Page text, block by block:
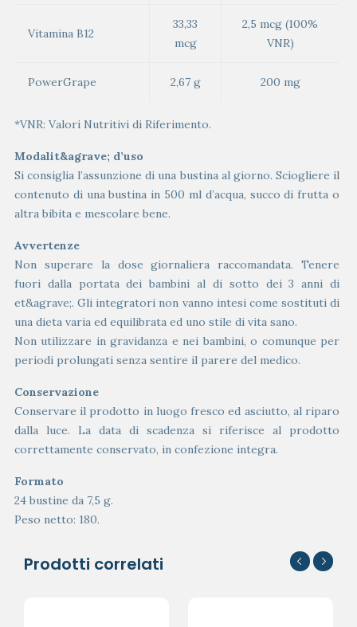
Vitamina B12
33,33
mcg
2,5 mcg (100%
VNR)
PowerGrape 2,67 g 200 mg
*VNR: Valori Nutritivi di Riferimento.
Modalit&agrave; d’uso
Si consiglia l’assunzione di una bustina al giorno. Sciogliere il
contenuto di una bustina in 500 ml d’acqua, succo di frutta o
altra bibita e mescolare bene.
Avvertenze
Non superare la dose giornaliera raccomandata. Tenere
fuori dalla portata dei bambini al di sotto dei 3 anni di
et&agrave;. Gli integratori non vanno intesi come sostituti di
una dieta varia ed equilibrata ed uno stile di vita sano.
Non utilizzare in gravidanza e nei bambini, o comunque per
periodi prolungati senza sentire il parere del medico.
Conservazione
Conservare il prodotto in luogo fresco ed asciutto, al riparo
dalla luce. La data di scadenza si riferisce al prodotto
correttamente conservato, in confezione integra.
Formato
24 bustine da 7,5 g.
Peso netto: 180.
Prodotti correlati